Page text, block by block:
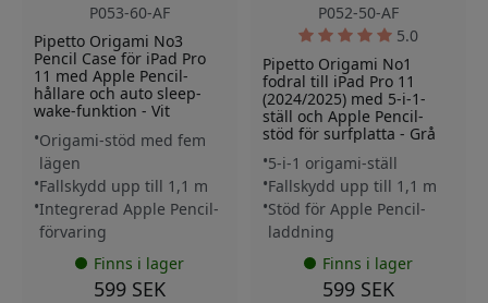
P053-60-AF
Pipetto Origami No3
Pencil Case för iPad Pro
11 med Apple Pencil-
hållare och auto sleep-
wake-funktion - Vit
Origami-stöd med fem
lägen
Fallskydd upp till 1,1 m
Integrerad Apple Pencil-
förvaring
Finns i lager
599 SEK
P052-50-AF
5.0
Pipetto Origami No1
fodral till iPad Pro 11
(2024/2025) med 5-i-1-
ställ och Apple Pencil-
stöd för surfplatta - Grå
5-i-1 origami-ställ
Fallskydd upp till 1,1 m
Stöd för Apple Pencil-
laddning
Finns i lager
599 SEK